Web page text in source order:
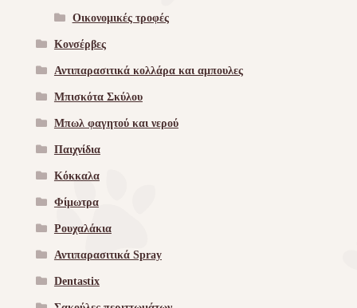
Οικονομικές τροφές
Κονσέρβες
Αντιπαρασιτικά κολλάρα και αμπουλες
Μπισκότα Σκύλου
Μπωλ φαγητού και νερού
Παιχνίδια
Κόκκαλα
Φίμωτρα
Ρουχαλάκια
Αντιπαρασιτικά Spray
Dentastix